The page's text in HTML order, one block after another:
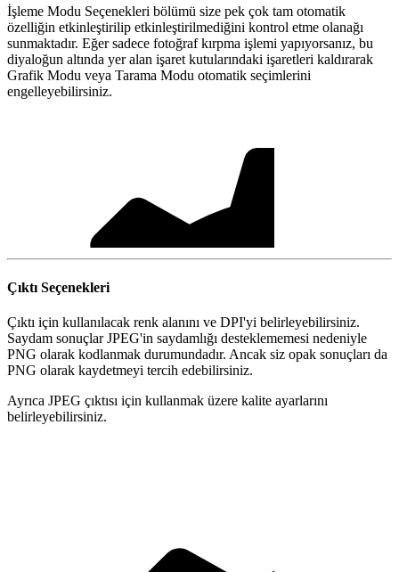
İşleme Modu Seçenekleri bölümü size pek çok tam otomatik
özelliğin etkinleştirilip etkinleştirilmediğini kontrol etme olanağı
sunmaktadır. Eğer sadece fotoğraf kırpma işlemi yapıyorsanız, bu
diyaloğun altında yer alan işaret kutularındaki işaretleri kaldırarak
Grafik Modu veya Tarama Modu otomatik seçimlerini
engelleyebilirsiniz.
Çıktı Seçenekleri
Çıktı için kullanılacak renk alanını ve DPI'yi belirleyebilirsiniz.
Saydam sonuçlar JPEG'in saydamlığı desteklememesi nedeniyle
PNG olarak kodlanmak durumundadır. Ancak siz opak sonuçları da
PNG olarak kaydetmeyi tercih edebilirsiniz.
Ayrıca JPEG çıktısı için kullanmak üzere kalite ayarlarını
belirleyebilirsiniz.